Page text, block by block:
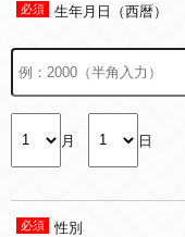
生年月日（西暦）
月 日
性別